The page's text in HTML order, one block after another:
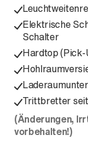
Elektrische
Schalter
Hardtop
Trittbretter
(Änderungen,
vorbehalten!)